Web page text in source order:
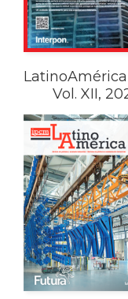
LatinoAmérica
Vol. XII,